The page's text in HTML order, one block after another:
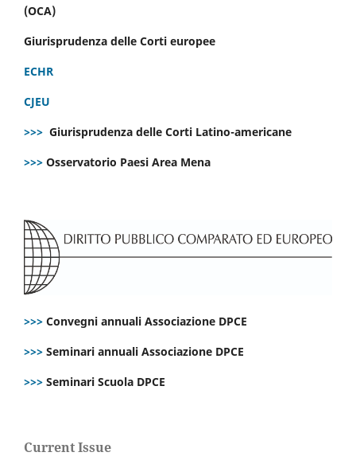
(OCA)
Giurisprudenza delle Corti europee
ECHR
CJEU
>>> Giurisprudenza delle Corti Latino-americane
>>> Osservatorio Paesi Area Mena
>>> Convegni annuali Associazione DPCE
>>> Seminari annuali Associazione DPCE
>>> Seminari Scuola DPCE
Current Issue